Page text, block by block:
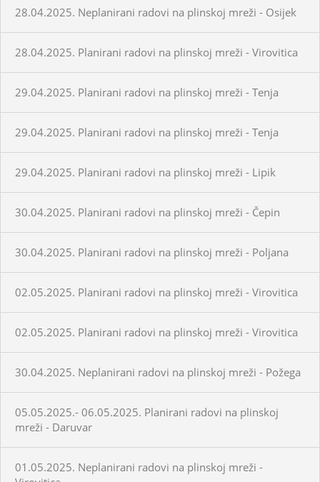
28.04.2025. Neplanirani radovi na plinskoj mreži - Osijek
28.04.2025. Planirani radovi na plinskoj mreži - Virovitica
29.04.2025. Planirani radovi na plinskoj mreži - Tenja
29.04.2025. Planirani radovi na plinskoj mreži - Tenja
29.04.2025. Planirani radovi na plinskoj mreži - Lipik
30.04.2025. Planirani radovi na plinskoj mreži - Čepin
30.04.2025. Planirani radovi na plinskoj mreži - Poljana
02.05.2025. Planirani radovi na plinskoj mreži - Virovitica
02.05.2025. Planirani radovi na plinskoj mreži - Virovitica
30.04.2025. Neplanirani radovi na plinskoj mreži - Požega
05.05.2025.- 06.05.2025. Planirani radovi na plinskoj
mreži - Daruvar
01.05.2025. Neplanirani radovi na plinskoj mreži -